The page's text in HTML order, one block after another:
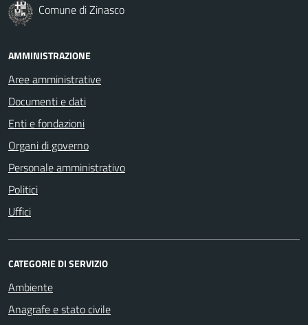
Comune di Zinasco
AMMINISTRAZIONE
Aree amministrative
Documenti e dati
Enti e fondazioni
Organi di governo
Personale amministrativo
Politici
Uffici
CATEGORIE DI SERVIZIO
Ambiente
Anagrafe e stato civile